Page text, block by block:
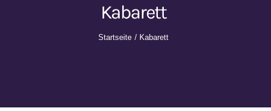
Kabarett
Startseite Kabarett